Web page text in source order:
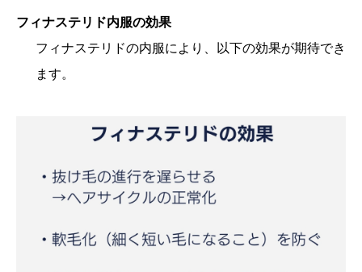
フィナステリド内服の効果
フィナステリドの内服により、以下の効果が期待でき
ます。